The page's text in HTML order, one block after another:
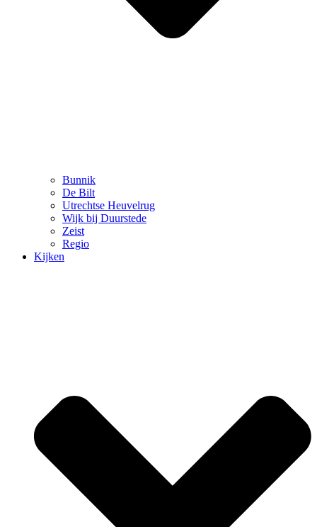
Bunnik
De Bilt
Utrechtse Heuvelrug
Wijk bij Duurstede
Zeist
Regio
Kijken